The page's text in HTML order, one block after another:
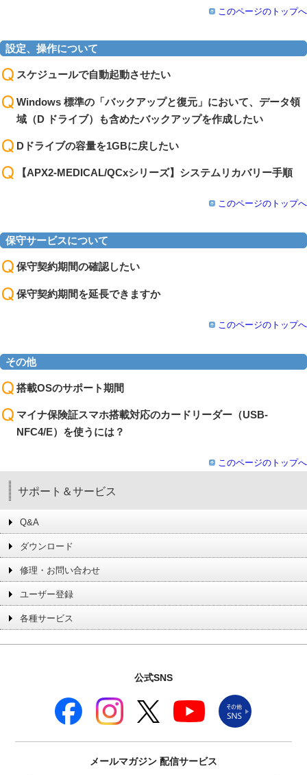
このページのトップへ
設定、操作について
スケジュールで自動起動させたい
Windows 標準の「バックアップと復元」において、データ領
域（D ドライブ）も含めたバックアップを作成したい
Dドライブの容量を1GBに戻したい
【APX2-MEDICAL/QCxシリーズ】システムリカバリー手順
このページのトップへ
保守サービスについて
保守契約期間の確認したい
保守契約期間を延長できますか
このページのトップへ
その他
搭載OSのサポート期間
マイナ保険証スマホ搭載対応のカードリーダー（USB-
NFC4/E）を使うには？
このページのトップへ
サポート＆サービス
Q&A
ダウンロード
修理・お問い合わせ
ユーザー登録
各種サービス
公式SNS
メールマガジン 配信サービス